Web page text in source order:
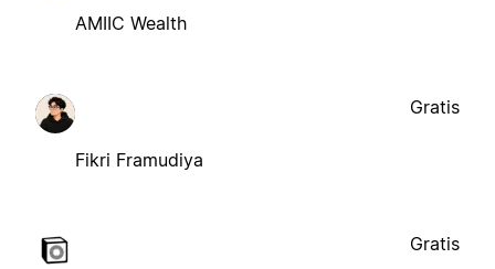
AMIIC Wealth
Fikri Framudiya
Gratis
Gratis